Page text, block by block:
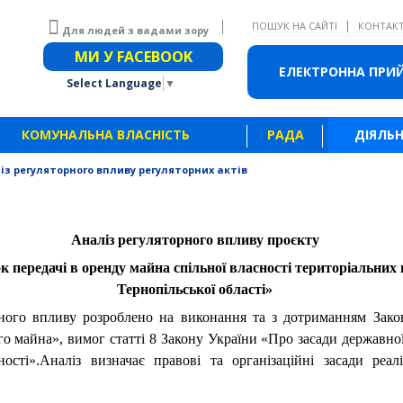
ЕЛЕКТРОННА
Для людей з вадами зору Звичайна версія сайту
МИ У FACEBOOK
Select Language ▼
ПОШУК НА САЙТІ |
КОМУНАЛЬНА ВЛАСНІСТЬ РАДА
регуляторного впливу регуляторних актів
Аналіз регуляторного впливу проєкту
в оренду майна спільної власності територіальних
Тернопільської області»
розроблено на виконання та з дотриманням
майна», вимог статті 8 Закону України «Про засади
визначає правові та організаційні засади